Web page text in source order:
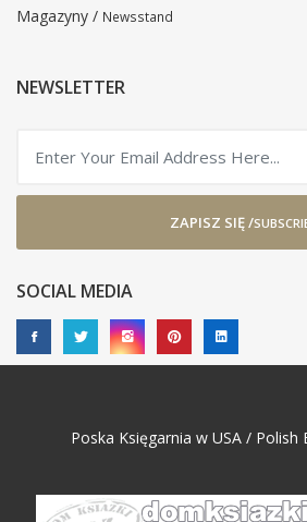
Magazyny / Newsstand
NEWSLETTER
ZAPISZ SIĘ /
SOCIAL MEDIA
Poska Księgarnia w USA / Polish